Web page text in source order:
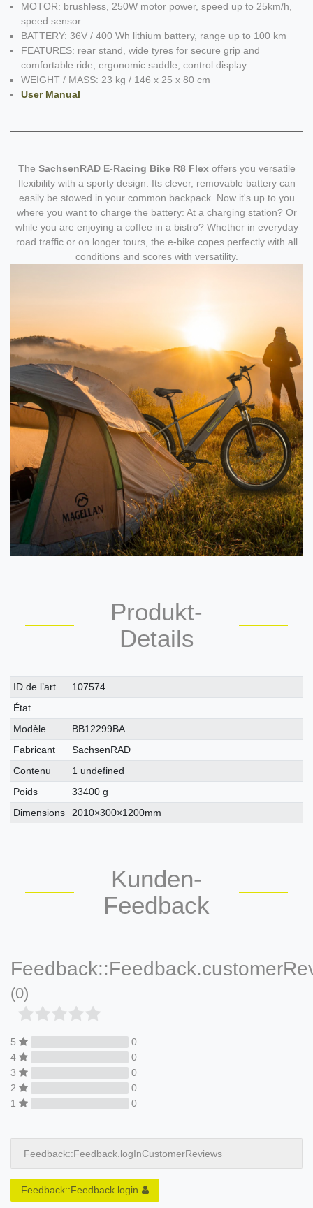
MOTOR: brushless, 250W motor power, speed up to 25km/h,
speed sensor.
BATTERY: 36V / 400 Wh lithium battery, range up to 100 km
FEATURES: rear stand, wide tyres for secure grip and
comfortable ride, ergonomic saddle, control display.
WEIGHT / MASS: 23 kg / 146 x 25 x 80 cm
User Manual
The SachsenRAD E-Racing Bike R8 Flexoffers you versatile
flexibility with a sporty design. Its clever, removable battery can
easily be stowed in your common backpack. Now it's up to you
where you want to charge the battery: At a charging station? Or
while you are enjoying a coffee in a bistro? Whether in everyday
road traffic or on longer tours, the e-bike copes perfectly with all
conditions and scores with versatility.
Produkt-
Details
Caractéristique
technique
Valeur
ID de l’art.
107574
État
Modèle
BB12299BA
Fabricant
SachsenRAD
Contenu
1 undefined
Poids
33400 g
Dimensions
2010×300×1200mm
Kunden-
Feedback
(0)
5
0
4
0
3
0
2
0
1
0
Feedback::Feedback.logInCustomerReviews
Feedback::Feedback.login